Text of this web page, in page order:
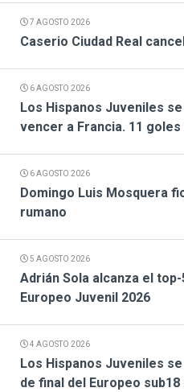
7 AGOSTO 2026
Caserio Ciudad Real
6 AGOSTO 2026
Los Hispanos Juveniles
vencer a Francia. 11 goles
6 AGOSTO 2026
Domingo Luis Mosquera
rumano
5 AGOSTO 2026
Adrián Sola alcanza el
Europeo Juvenil 2026
4 AGOSTO 2026
Los Hispanos Juveniles
de final del Europeo sub18